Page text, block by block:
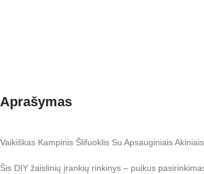
Aprašymas
Vaikiškas Kampinis Šlifuoklis Su Apsauginiais
Šis DIY žaislinių įrankių rinkinys – puikus